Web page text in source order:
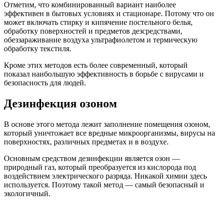
Отметим, что комбинированный вариант наиболее
эффективен в бытовых условиях и стационаре. Потому что он
может включать стирку и кипячение постельного белья,
обработку поверхностей и предметов дезсредствами,
обеззараживание воздуха ультрафиолетом и термическую
обработку текстиля.
Кроме этих методов есть более современный, который
показал наибольшую эффективность в борьбе с вирусами и
безопасность для людей.
Дезинфекция озоном
В основе этого метода лежит заполнение помещения озоном,
который уничтожает все вредные микроорганизмы, вирусы на
поверхностях, различных предметах и в воздухе.
Основным средством дезинфекции является озон —
природный газ, который преобразуется из кислорода под
воздействием электрического разряда. Никакой химии здесь
используется. Поэтому такой метод — самый безопасный и
экологичный.